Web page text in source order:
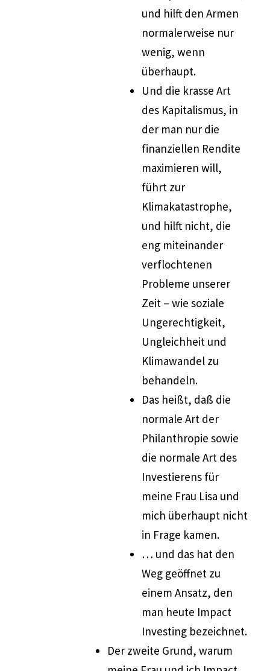
und hilft den Armen
normalerweise nur
wenig, wenn
überhaupt.
Und die krasse Art
des Kapitalismus, in
der man nur die
finanziellen Rendite
maximieren will,
führt zur
Klimakatastrophe,
und hilft nicht, die
eng miteinander
verflochtenen
Probleme unserer
Zeit – wie soziale
Ungerechtigkeit,
Ungleichheit und
Klimawandel zu
behandeln.
Das heißt, daß die
normale Art der
Philanthropie sowie
die normale Art des
Investierens für
meine Frau Lisa und
mich überhaupt nicht
in Frage kamen.
… und das hat den
Weg geöffnet zu
einem Ansatz, den
man heute Impact
Investing bezeichnet.
Der zweite Grund, warum